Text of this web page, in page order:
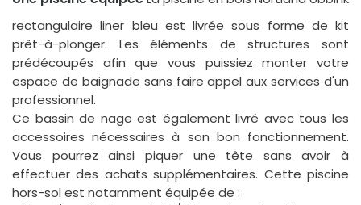
rectangulaire liner bleu est livrée sous forme de kit
prêt-à-plonger. Les éléments de structures sont
prédécoupés afin que vous puissiez monter votre
espace de baignade sans faire appel aux services d'un
professionnel.
Ce bassin de nage est également livré avec tous les
accessoires nécessaires à son bon fonctionnement.
Vous pourrez ainsi piquer une tête sans avoir à
effectuer des achats supplémentaires. Cette piscine
hors-sol est notamment équipée de :